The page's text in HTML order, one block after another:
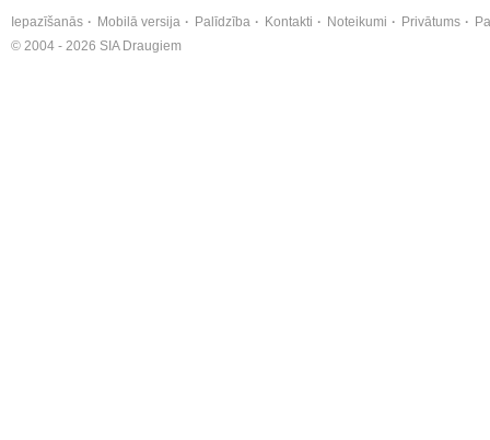
Iepazīšanās Mobilā versija Palīdzība Kontakti Noteikumi Privātums
© 2004 - 2026 SIA Draugiem